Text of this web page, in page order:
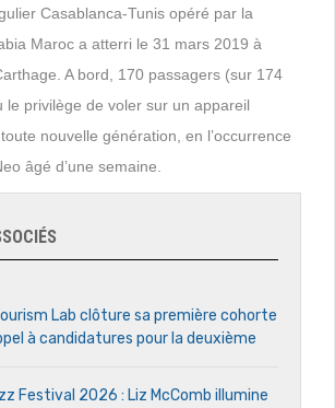
Casablanca-Tunis opéré par la
Maroc a atterri le 31 mars 2019 à
A bord, 170 passagers (sur 174
le privilège de voler sur un appareil
nouvelle génération, en l’occurrence
âgé d’une semaine.
Lab clôture sa première cohorte
à candidatures pour la deuxième
Festival 2026 : Liz McComb illumine